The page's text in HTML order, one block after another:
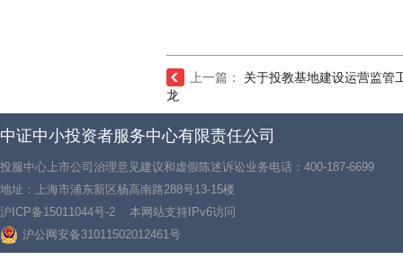
上一篇：
关于投教基地建设运营监管
龙
中证中小投资者服务中心有限责任公司
投服中心上市公司治理意见建议和虚假陈述诉讼业务电话：400-187-6699
地址：上海市浦东新区杨高南路288号13-15楼
沪ICP备15011044号-2 本网站支持IPv6访问
沪公网安备31011502012461号